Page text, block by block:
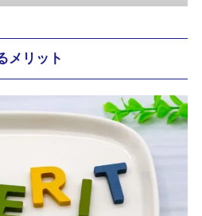
メリット